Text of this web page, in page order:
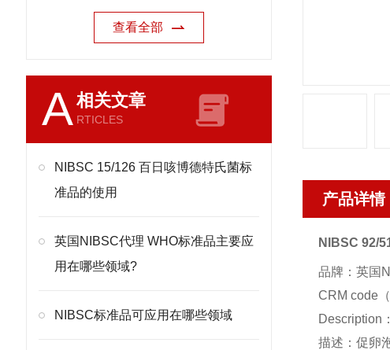
查看全部
A相关文章
RTICLES
NIBSC 15/126 百日咳博德特氏菌标
准品的使用
英国NIBSC代理 WHO标准品主要应
用在哪些领域?
NIBSC标准品可应用在哪些领域
产品详情
NIBSC 92/
品牌：英国
CRM code
Description：
描述：促卵